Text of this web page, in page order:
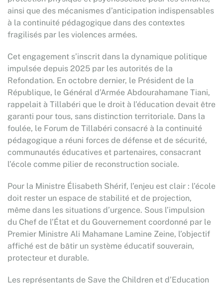
ainsi que des mécanismes d’anticipation indispensables
à la continuité pédagogique dans des contextes
fragilisés par les violences armées.
Cet engagement s’inscrit dans la dynamique politique
impulsée depuis 2025 par les autorités de la
Refondation. En octobre dernier, le Président de la
République, le Général d’Armée Abdourahamane Tiani,
rappelait à Tillabéri que le droit à l’éducation devait être
garanti pour tous, sans distinction territoriale. Dans la
foulée, le Forum de Tillabéri consacré à la continuité
pédagogique a réuni forces de défense et de sécurité,
communautés éducatives et partenaires, consacrant
l’école comme pilier de reconstruction sociale.
Pour la Ministre Élisabeth Shérif, l’enjeu est clair : l’école
doit rester un espace de stabilité et de projection,
même dans les situations d’urgence. Sous l’impulsion
du Chef de l’État et du Gouvernement coordonné par le
Premier Ministre Ali Mahamane Lamine Zeine, l’objectif
affiché est de bâtir un système éducatif souverain,
protecteur et durable.
Les représentants de Save the Children et d’Education